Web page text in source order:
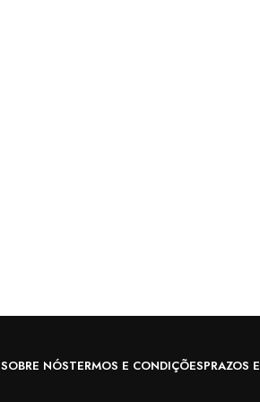
SOBRE NÓSTERMOS E CONDIÇÕESPRAZOS